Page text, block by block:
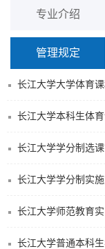
专业介绍
管理规定
长江大学大学体育
长江大学本科生体
长江大学学分制选
长江大学学分制实
长江大学师范教育
长江大学普通本科